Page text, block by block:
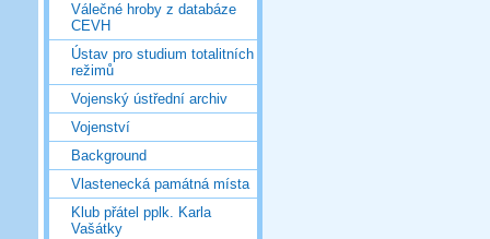
Válečné hroby z databáze
CEVH
Ústav pro studium totalitních
režimů
Vojenský ústřední archiv
Vojenství
Background
Vlastenecká památná místa
Klub přátel pplk. Karla
Vašátky